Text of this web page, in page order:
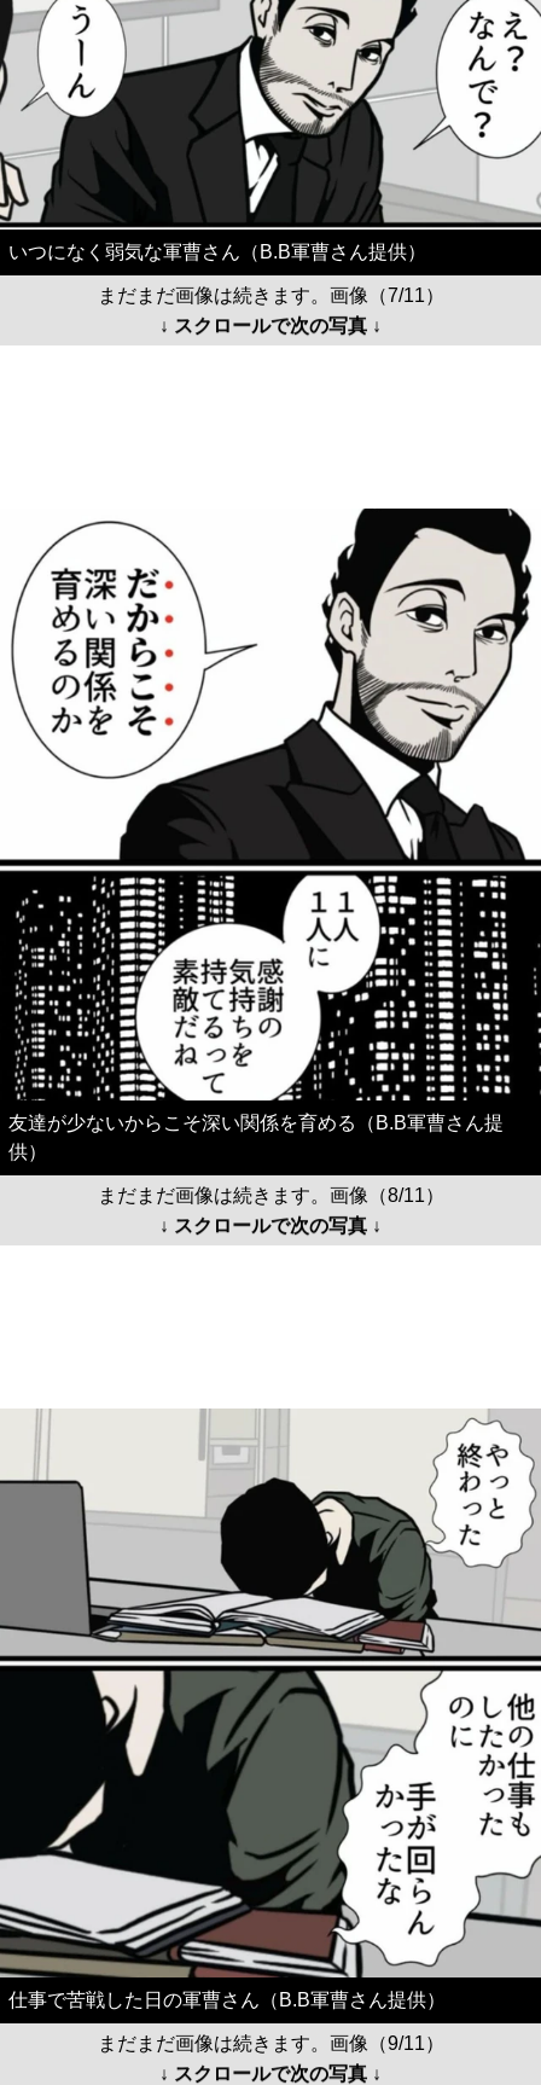
いつになく弱気な軍曹さん（B.B軍曹さん提供）
まだまだ画像は続きます。画像（7/11）
↓ スクロールで次の写真 ↓
友達が少ないからこそ深い関係を育める（B.B軍曹さん提
供）
まだまだ画像は続きます。画像（8/11）
↓ スクロールで次の写真 ↓
仕事で苦戦した日の軍曹さん（B.B軍曹さん提供）
まだまだ画像は続きます。画像（9/11）
↓ スクロールで次の写真 ↓